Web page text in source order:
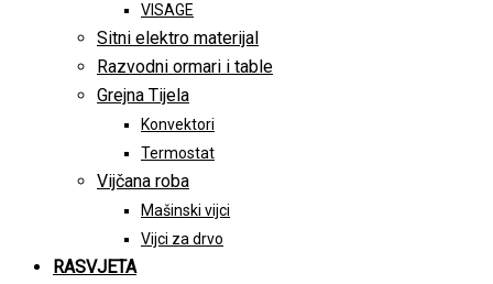
VISAGE
Sitni elektro materijal
Razvodni ormari i table
Grejna Tijela
Konvektori
Termostat
Vijčana roba
Mašinski vijci
Vijci za drvo
RASVJETA